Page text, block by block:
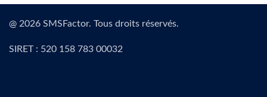
@ 2026 SMSFactor. Tous droits réservés.
SIRET : 520 158 783 00032